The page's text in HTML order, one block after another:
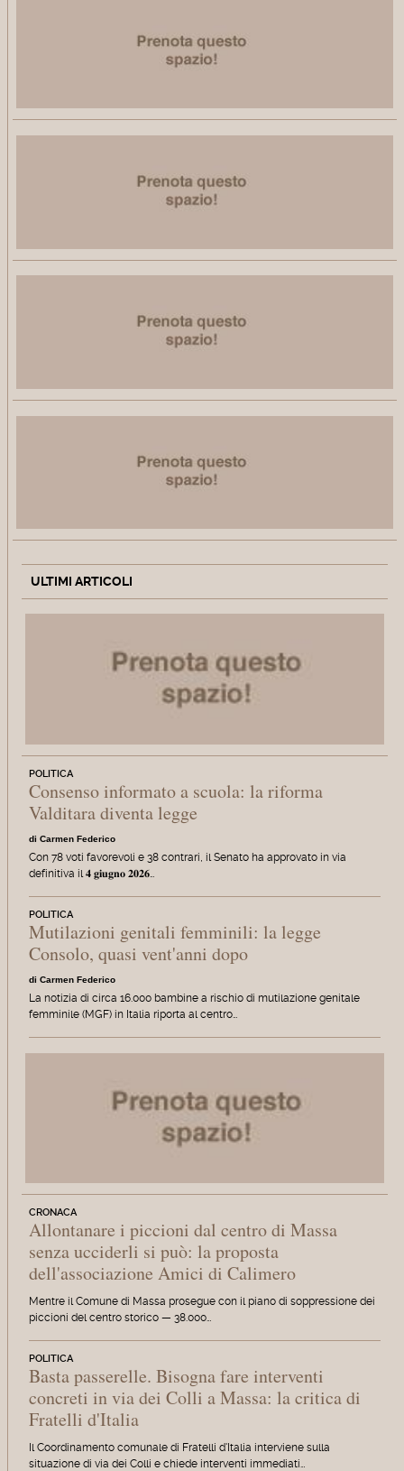
ULTIMI ARTICOLI
POLITICA
Consenso informato a scuola: la riforma
Valditara diventa legge
di Carmen Federico
Con 78 voti favorevoli e 38 contrari, il Senato ha approvato in via
definitiva il 𝟒 𝐠𝐢𝐮𝐠𝐧𝐨 𝟐𝟎𝟐𝟔…
POLITICA
Mutilazioni genitali femminili: la legge
Consolo, quasi vent'anni dopo
di Carmen Federico
La notizia di circa 16.000 bambine a rischio di mutilazione genitale
femminile (MGF) in Italia riporta al centro…
CRONACA
Allontanare i piccioni dal centro di Massa
senza ucciderli si può: la proposta
dell'associazione Amici di Calimero
Mentre il Comune di Massa prosegue con il piano di soppressione dei
piccioni del centro storico — 38.000…
POLITICA
Basta passerelle. Bisogna fare interventi
concreti in via dei Colli a Massa: la critica di
Fratelli d'Italia
Il Coordinamento comunale di Fratelli d'Italia interviene sulla
situazione di via dei Colli e chiede interventi immediati…